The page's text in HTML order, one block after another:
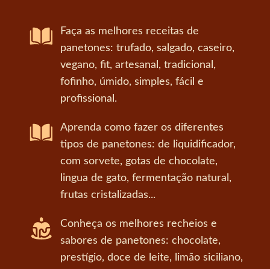
Faça as melhores receitas de
panetones: trufado, salgado, caseiro,
vegano, fit, artesanal, tradicional,
fofinho, úmido, simples, fácil e
profissional.
Aprenda como fazer os diferentes
tipos de panetones: de liquidificador,
com sorvete, gotas de chocolate,
lingua de gato, fermentação natural,
frutas cristalizadas...
Conheça os melhores recheios e
sabores de panetones: chocolate,
prestígio, doce de leite, limão siciliano,